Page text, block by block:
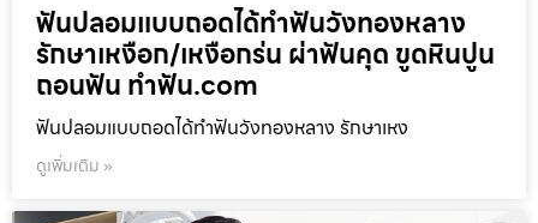
ฟันปลอมแบบถอดได้ทำฟันวังทองหลาง
รักษาเหงือก/เหงือกร่น ผ่าฟันคุด ขูดหินปูน
ถอนฟัน ทำฟัน.com
ฟันปลอมแบบถอดได้ทำฟันวังทองหลาง รักษาเหง
ดูเพิ่มเติม »